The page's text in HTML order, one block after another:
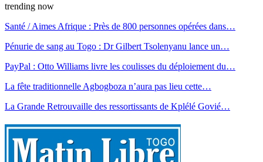
trending now
Santé / Aimes Afrique : Près de 800 personnes opérées dans…
Pénurie de sang au Togo : Dr Gilbert Tsolenyanu lance un…
PayPal : Otto Williams livre les coulisses du déploiement du…
La fête traditionnelle Agbogboza n’aura pas lieu cette…
La Grande Retrouvaille des ressortissants de Kplélé Govié…